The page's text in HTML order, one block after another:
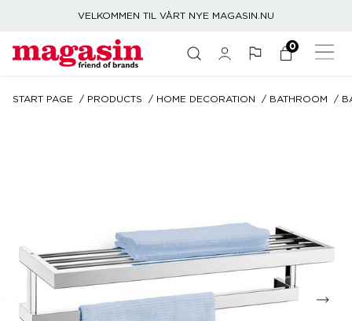
VELKOMMEN TIL VÅRT NYE MAGASIN.NU
0
START PAGE PRODUCTS HOME DECORATION BATHROOM